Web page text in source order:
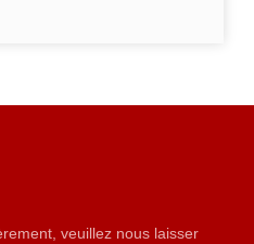
veuillez nous laisser